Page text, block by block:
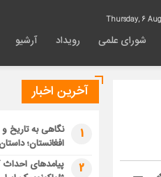
شورای علمی رویداد آرشیو
آخرین اخبار
1
نگاهی به تاریخ
افغانستان؛
2
پیامدهای احداث